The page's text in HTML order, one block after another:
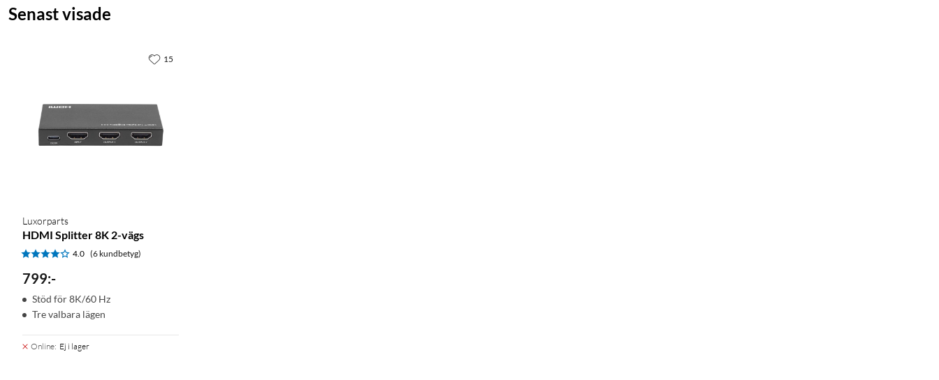
Senast visade
Luxorparts
HDMI Splitter 8K 2-vägs
4.0 (6 kundbetyg)
799:-
Stöd för 8K/60 Hz
Tre valbara lägen
Online: Ej i lager
15